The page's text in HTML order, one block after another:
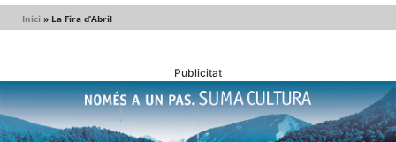
Inici » La Fira d’Abril
Publicitat